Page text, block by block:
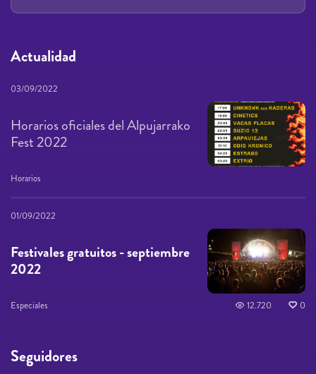
Actualidad
03/09/2022
Horarios oficiales del Alpujarrako
Fest 2022
Horarios
01/09/2022
Festivales gratuitos - septiembre
2022
Especiales 12.720 0
Seguidores